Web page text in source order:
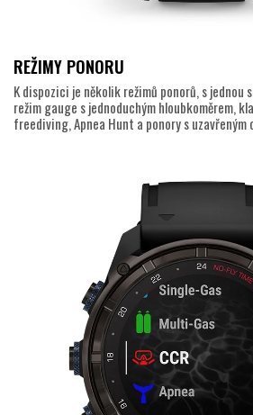
REŽIMY PONORU
K dispozici je několik režimů ponorů, s jednou
režim gauge s jednoduchým hloubkoměrem,
freediving, Apnea Hunt a ponory s uzavřeným